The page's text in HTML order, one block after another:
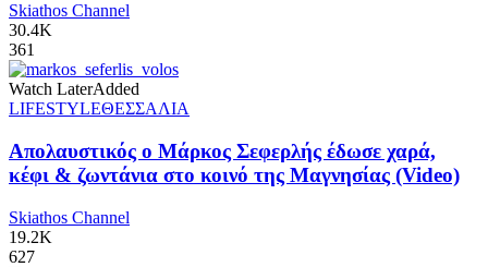
Skiathos Channel
30.4K
361
Watch LaterAdded
LIFESTYLEΘΕΣΣΑΛΙΑ
Απολαυστικός ο Μάρκος Σεφερλής έδωσε χαρά,
κέφι & ζωντάνια στο κοινό της Μαγνησίας (Video)
Skiathos Channel
19.2K
627